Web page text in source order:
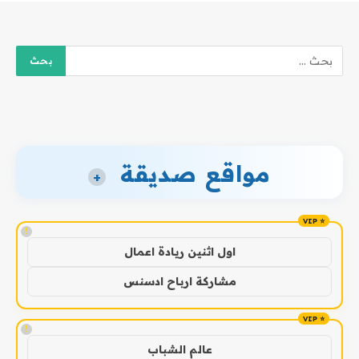
مواقع صديقة +
!
اول اثنين ريادة اعمال
مشاركة ارباح ادسنس
!
عالم الشباب